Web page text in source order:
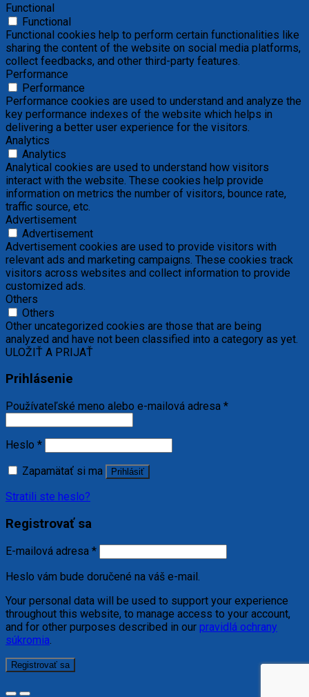
Functional
Functional
Functional cookies help to perform certain functionalities like
sharing the content of the website on social media platforms,
collect feedbacks, and other third-party features.
Performance
Performance
Performance cookies are used to understand and analyze the
key performance indexes of the website which helps in
delivering a better user experience for the visitors.
Analytics
Analytics
Analytical cookies are used to understand how visitors
interact with the website. These cookies help provide
information on metrics the number of visitors, bounce rate,
traffic source, etc.
Advertisement
Advertisement
Advertisement cookies are used to provide visitors with
relevant ads and marketing campaigns. These cookies track
visitors across websites and collect information to provide
customized ads.
Others
Others
Other uncategorized cookies are those that are being
analyzed and have not been classified into a category as yet.
ULOŽIŤ A PRIJAŤ
Prihlásenie
Používateľské meno alebo e-mailová adresa *
Heslo *
Zapamätať si ma
Prihlásiť
Stratili ste heslo?
Registrovať sa
E-mailová adresa *
Heslo vám bude doručené na váš e-mail.
Your personal data will be used to support your experience
throughout this website, to manage access to your account,
and for other purposes described in our pravidlá ochrany
súkromia
Registrovať sa